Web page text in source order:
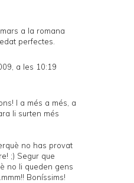
a la romana
perfectes.
a les 10:19
I a més a més, a
li surten més
no has provat
;) Segur que
no li queden gens
Boníssims!